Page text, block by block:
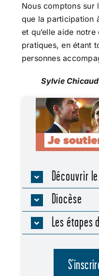
Nous comptons sur
que la participation
et qu’elle aide
pratiques, en étant
personnes
Sylvie
Découvrir
Diocèse
Les étapes